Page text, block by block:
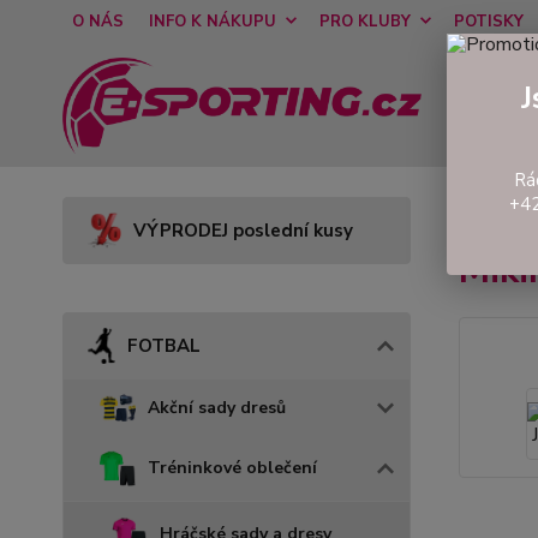
O NÁS INFO K NÁKUPU PRO KLUBY POTISKY
VÝPRODEJ poslední kusy
FOTBAL
Akční sady dresů
Tréninkové oblečení